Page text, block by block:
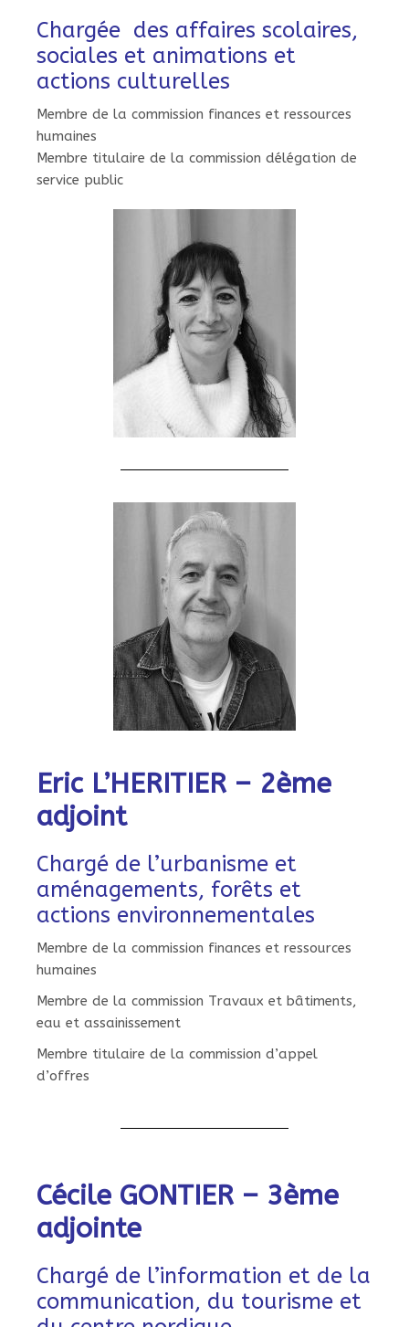
Chargée des affaires scolaires,
sociales et animations et
actions culturelles
Membre de la commission finances et ressources
humaines
Membre titulaire de la commission délégation de
service public
Eric L’HERITIER – 2ème
adjoint
Chargé de l’urbanisme et
aménagements, forêts et
actions environnementales
Membre de la commission finances et ressources
humaines
Membre de la commission Travaux et bâtiments,
eau et assainissement
Membre titulaire de la commission d’appel
d’offres
Cécile GONTIER – 3ème
adjointe
Chargé de l’information et de la
communication, du tourisme et